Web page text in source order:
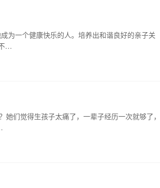
为一个健康快乐的人。培养出和谐良好的亲子关
…
她们觉得生孩子太痛了，一辈子经历一次就够了，